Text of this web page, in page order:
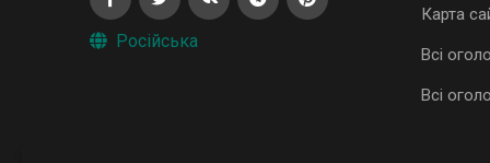
Російська
Карта
Всі
Всі